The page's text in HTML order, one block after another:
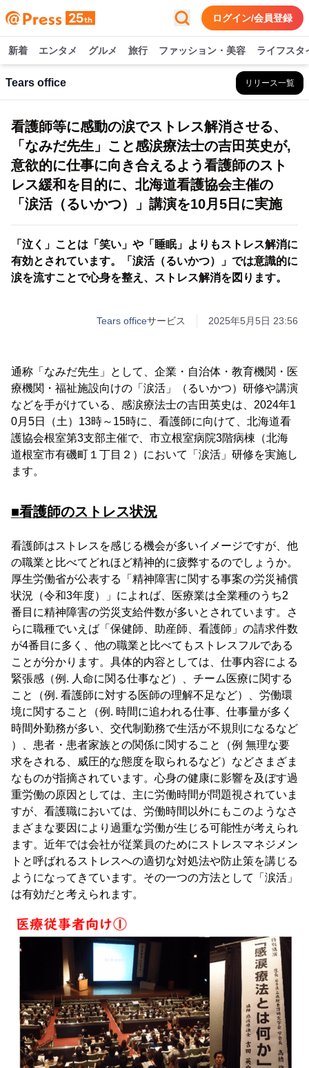
ログイン/会員登録
新着 エンタメ グルメ 旅行 ファッション・美容 ライフスタ
Tears office リリース一覧
看護師等に感動の涙でストレス解消させる、
「なみだ先生」こと感涙療法士の吉田英史が,
意欲的に仕事に向き合えるよう看護師のスト
レス緩和を目的に、北海道看護協会主催の
「涙活（るいかつ）」講演を10月5日に実施
「泣く」ことは「笑い」や「睡眠」よりもストレス解消に
有効とされています。「涙活（るいかつ）」では意識的に
涙を流すことで心身を整え、ストレス解消を図ります。
Tears officeサービス 2025年5月5日 23:56
通称「なみだ先生」として、企業・自治体・教育機関・医
療機関・福祉施設向けの「涙活」（るいかつ）研修や講演
などを手がけている、感涙療法士の吉田英史は、2024年1
0月5日（土）13時～15時に、看護師に向けて、北海道看
護協会根室第3支部主催で、市立根室病院3階病棟（北海
道根室市有磯町１丁目２）において「涙活」研修を実施し
ます。
■看護師のストレス状況
看護師はストレスを感じる機会が多いイメージですが、他
の職業と比べてどれほど精神的に疲弊するのでしょうか。
厚生労働省が公表する「精神障害に関する事案の労災補償
状況（令和3年度）」によれば、医療業は全業種のうち2
番目に精神障害の労災支給件数が多いとされています。さ
らに職種でいえば「保健師、助産師、看護師」の請求件数
が4番目に多く、他の職業と比べてもストレスフルである
ことが分かります。具体的内容としては、仕事内容による
緊張感（例. 人命に関る仕事など）、チーム医療に関する
こと（例. 看護師に対する医師の理解不足など）、労働環
境に関すること（例. 時間に追われる仕事、仕事量が多く
時間外勤務が多い、交代制勤務で生活が不規則になるなど
）、患者・患者家族との関係に関すること（例 無理な要
求をされる、威圧的な態度を取られるなど）などさまざま
なものが指摘されています。心身の健康に影響を及ぼす過
重労働の原因としては、主に労働時間が問題視されていま
すが、看護職においては、労働時間以外にもこのようなさ
まざまな要因により過重な労働が生じる可能性が考えられ
ます。近年では会社が従業員のためにストレスマネジメン
トと呼ばれるストレスへの適切な対処法や防止策を講じる
ようになってきています。その一つの方法として「涙活」
は有効だと考えられます。